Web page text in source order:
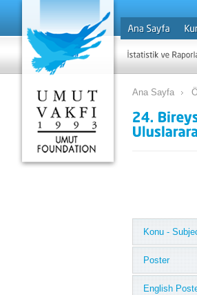
Ana Sayfa
Konu -
Poster
English